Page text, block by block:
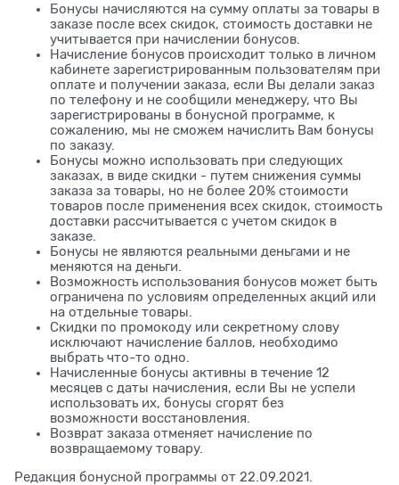
Бонусы начисляются на сумму оплаты за товары в
заказе после всех скидок, стоимость доставки не
учитывается при начислении бонусов.
Начисление бонусов происходит только в личном
кабинете зарегистрированным пользователям при
оплате и получении заказа, если Вы делали заказ
по телефону и не сообщили менеджеру, что Вы
зарегистрированы в бонусной программе, к
сожалению, мы не сможем начислить Вам бонусы
по заказу.
Бонусы можно использовать при следующих
заказах, в виде скидки - путем снижения суммы
заказа за товары, но не более 20% стоимости
товаров после применения всех скидок, стоимость
доставки рассчитывается с учетом скидок в
заказе.
Бонусы не являются реальными деньгами и не
меняются на деньги.
Возможность использования бонусов может быть
ограничена по условиям определенных акций или
на отдельные товары.
Скидки по промокоду или секретному слову
исключают начисление баллов, необходимо
выбрать что-то одно.
Начисленные бонусы активны в течение 12
месяцев с даты начисления, если Вы не успели
использовать их, бонусы сгорят без
возможности восстановления.
Возврат заказа отменяет начисление по
возвращаемому товару.
Редакция бонусной программы от 22.09.2021.